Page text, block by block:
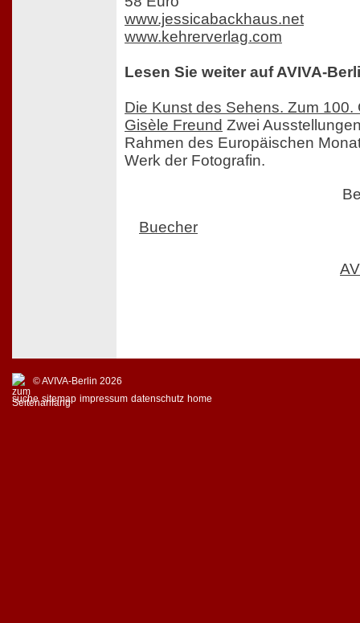
www.jessicabackhaus.net
www.kehrerverlag.com
Lesen Sie weiter auf AVIVA-
Die Kunst des Sehens. Zum 100.
Gisèle Freund Zwei
Rahmen des Europäischen
Werk der Fotografin.
Buecher
© AVIVA-Berlin 2026
suche sitemap impressum datenschutz home